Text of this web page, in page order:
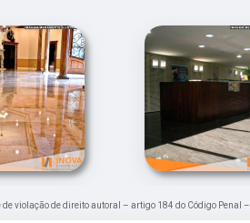
violação de direito autoral – artigo 184 do Código Penal –